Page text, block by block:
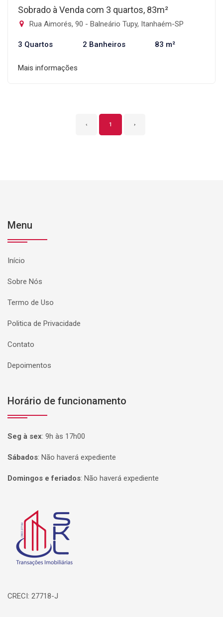
Sobrado à Venda com 3 quartos, 83m²
Rua Aimorés, 90 - Balneário Tupy, Itanhaém-SP
3 Quartos 2 Banheiros 83 m²
Mais informações
‹ 1 ›
Menu
Início
Sobre Nós
Termo de Uso
Politica de Privacidade
Contato
Depoimentos
Horário de funcionamento
Seg à sex: 9h às 17h00
Sábados: Não haverá expediente
Domingos e feriados: Não haverá expediente
Página inicial
CRECI: 27718-J